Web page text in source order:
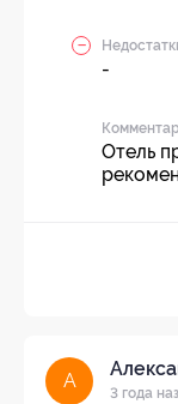
-
Отель
А
3 года